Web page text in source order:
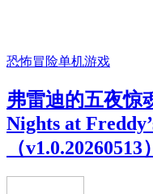
恐怖冒险单机游戏
弗雷迪的五夜惊
Nights at
（v1.0.20260513）